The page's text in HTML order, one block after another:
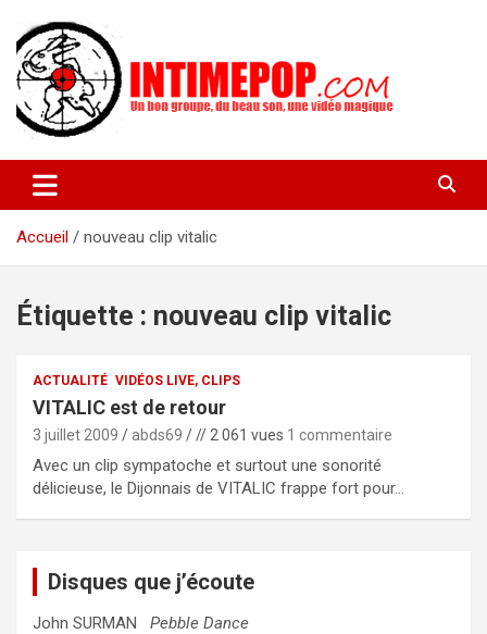
contenu
intimepop.com
actuelles pop rock, post-rock, indé sur Lyon. rock pop concert
lyon
Accueil
nouveau clip vitalic
Étiquette : nouveau clip vitalic
ACTUALITÉ VIDÉOS LIVE, CLIPS
VITALIC est de retour
3 juillet 2009 abds69 // 2 061 vues 1 commentaire
Avec un clip sympatoche et surtout une sonorité
délicieuse, le Dijonnais de VITALIC frappe fort pour…
Disques que j’écoute
John SURMAN Pebble Dance